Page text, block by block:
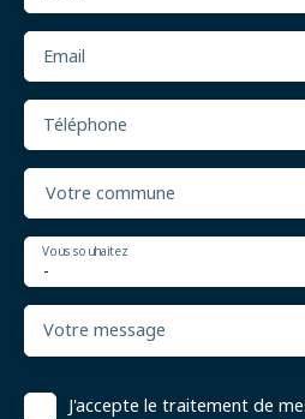
Email
Téléphone
Votre commune
-
Vous souhaitez
Votre message
J'accepte le traitement de